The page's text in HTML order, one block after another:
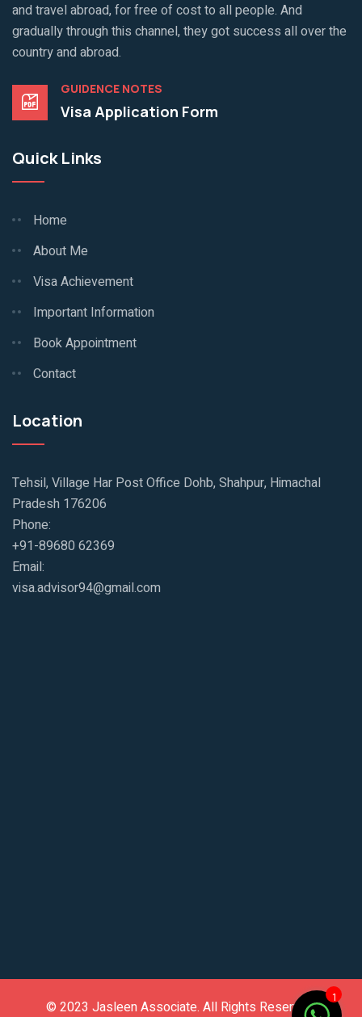
and travel abroad, for free of cost to all people. And
gradually through this channel, they got success all over the
country and abroad.
GUIDENCE NOTES
Visa Application Form
Quick Links
Home
About Me
Visa Achievement
Important Information
Book Appointment
Contact
Location
Tehsil, Village Har Post Office Dohb, Shahpur, Himachal
Pradesh 176206
Phone:
+91-89680 62369
Email:
visa.advisor94@gmail.com
© 2023 Jasleen Associate. All Rights Reserved.
1